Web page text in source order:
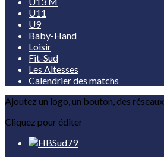
U11
U9
Baby-Hand
Loisir
Fit-Sud
Les Altesses
Calendrier des matchs
Ajoutez un logo, un bouton, des
Cliquez pour éditer